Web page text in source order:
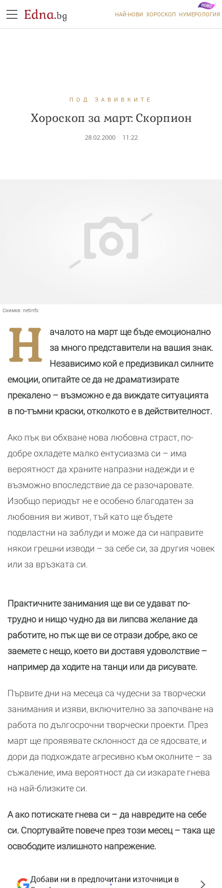
Edna.bg НАЙ-НОВИ ХОРОСКОП НУМЕРОЛОГИЯ
ПОД ЗАВИВКИТЕ
Хороскоп за март: ​​​​​​​Скорпион
28.02.2000 11:22
Снимка: netinfo
Н
ачалото на март ще бъде емоционално
за много представители на вашия знак.
Независимо кой е предизвикал силните
емоции, опитайте се да не драматизирате
прекалено – възможно е да виждате ситуацията
в по-тъмни краски, отколкото е в действителност.
Ако пък ви обхване нова любовна страст, по-
добре охладете малко ентусиазма си – има
вероятност да храните напразни надежди и е
възможно впоследствие да се разочаровате.
Изобщо периодът не е особено благодатен за
любовния ви живот, тъй като ще бъдете
подвластни на заблуди и може да си направите
някои грешни изводи – за себе си, за другия човек
или за връзката си.
Практичните занимания ще ви се удават по-
трудно и нищо чудно да ви липсва желание да
работите, но пък ще ви се отрази добре, ако се
заемете с нещо, което ви доставя удоволствие –
например да ходите на танци или да рисувате.
Първите дни на месеца са чудесни за творчески
занимания и изяви, включително за започване на
работа по дългосрочни творчески проекти. През
март ще проявявате склонност да се ядосвате, и
дори да подхождате агресивно към околните – за
съжаление, има вероятност да си изкарате гнева
на най-близките си.
А ако потискате гнева си – да навредите на себе
си. Спортувайте повече през този месец – така ще
освободите излишното напрежение.
Добави ни в предпочитани източници в